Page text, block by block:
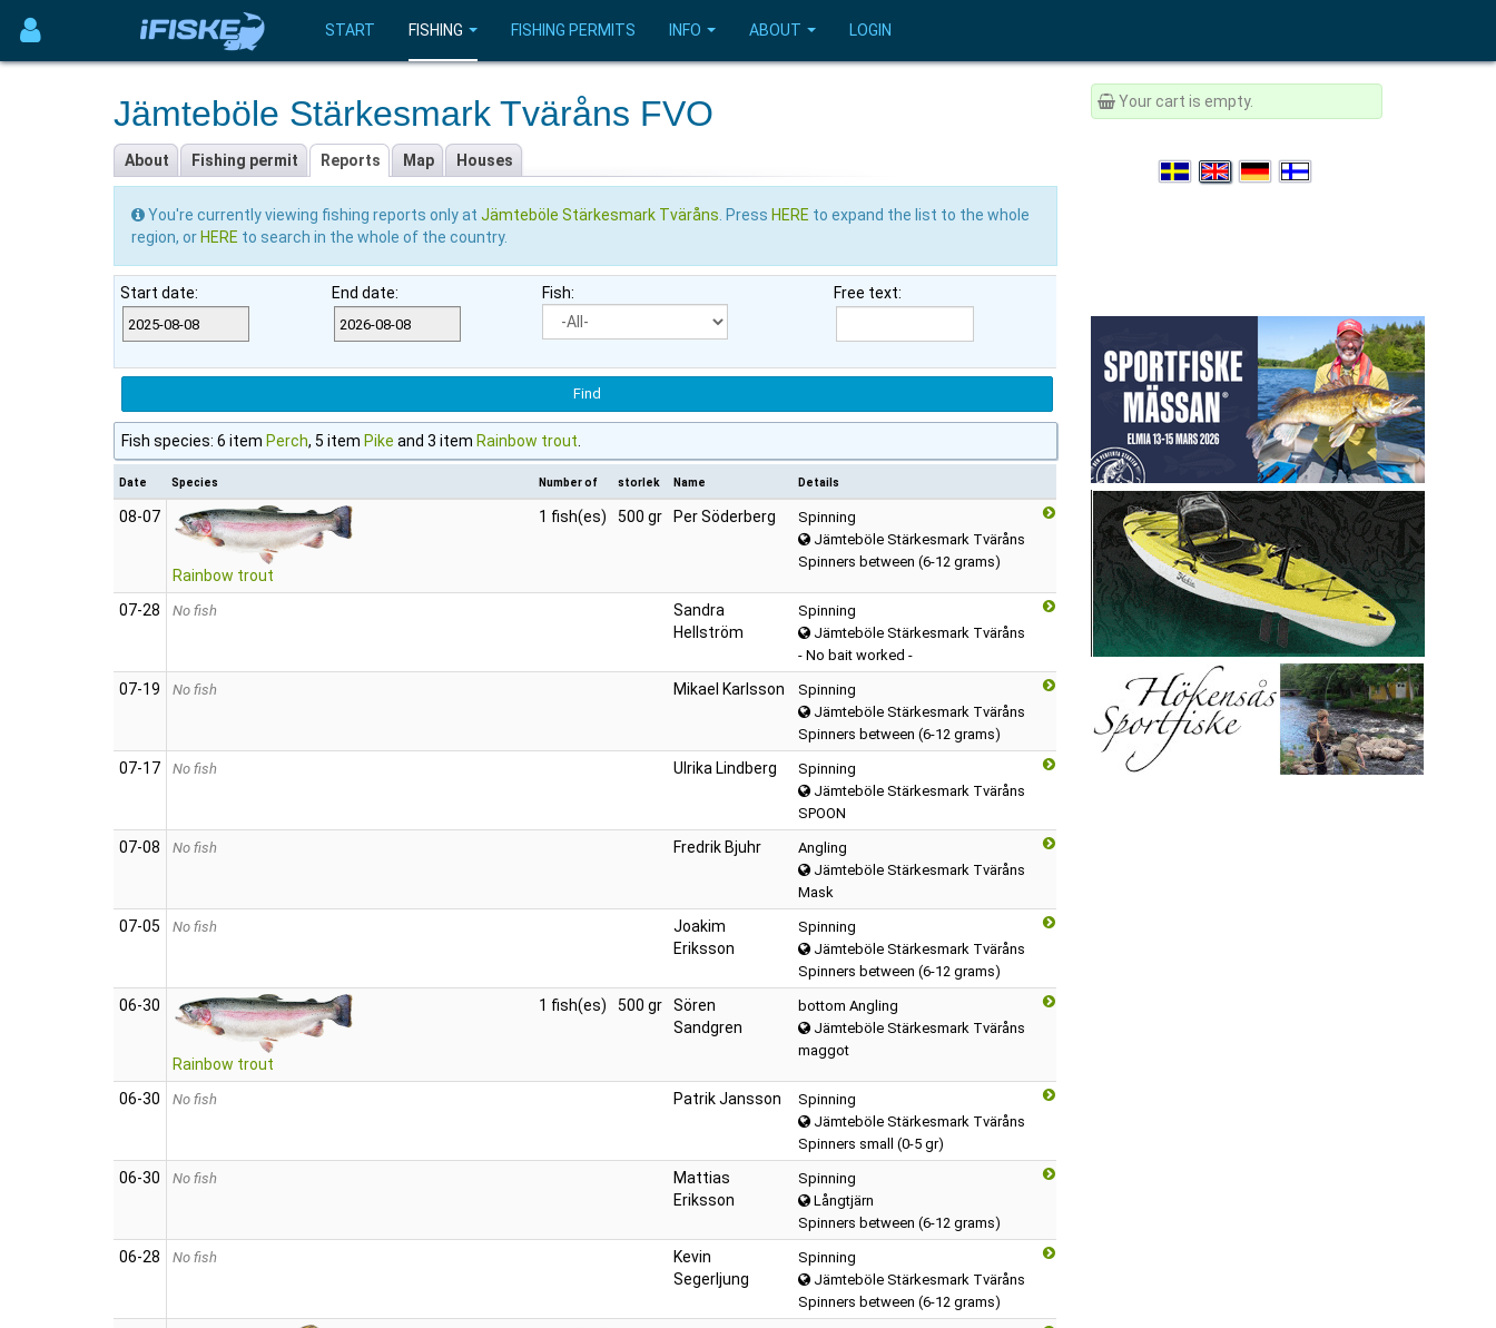
START FISHING FISHING PERMITS INFO ABOUT LOGIN
Jämteböle Stärkesmark Tväråns FVO
About Fishing permit Reports Map Houses
You're currently viewing fishing reports only at Jämteböle Stärkesmark Tväråns . Press HERE to expand the list to the whole
region, or HERE to search in the whole of the country.
Start date: End date: Fish: Free text:
Fish species: 6 item Perch, 5 item Pike and 3 item Rainbow trout
Date Species Number of storlek Name Details
08‑07
Rainbow trout
1 fish(es) 500 gr Per Söderberg
Spinning
Jämteböle Stärkesmark Tväråns
Spinners between (6-12 grams)
07‑28 No fish
Sandra
Hellström
Spinning
Jämteböle Stärkesmark Tväråns
- No bait worked -
07‑19 No fish Mikael Karlsson
Spinning
Jämteböle Stärkesmark Tväråns
Spinners between (6-12 grams)
07‑17 No fish Ulrika Lindberg
Spinning
Jämteböle Stärkesmark Tväråns
SPOON
07‑08 No fish Fredrik Bjuhr
Angling
Jämteböle Stärkesmark Tväråns
Mask
07‑05 No fish
Joakim
Eriksson
Spinning
Jämteböle Stärkesmark Tväråns
Spinners between (6-12 grams)
06‑30
Rainbow trout
1 fish(es) 500 gr
Sören
Sandgren
bottom Angling
Jämteböle Stärkesmark Tväråns
maggot
06‑30 No fish Patrik Jansson
Spinning
Jämteböle Stärkesmark Tväråns
Spinners small (0-5 gr)
06‑30 No fish
Mattias
Eriksson
Spinning
Långtjärn
Spinners between (6-12 grams)
06‑28 No fish
Kevin
Segerljung
Spinning
Jämteböle Stärkesmark Tväråns
Spinners between (6-12 grams)
Your cart is empty.